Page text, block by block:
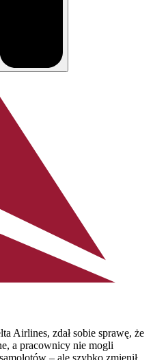
Airlines, zdał sobie sprawę, że
a pracownicy nie mogli
– ale szybko zmienił